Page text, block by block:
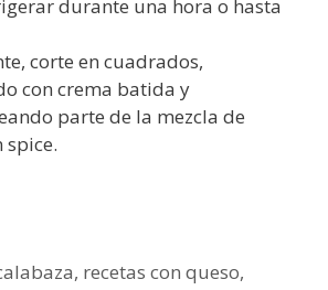
durante una hora o hasta
corte en cuadrados,
con crema batida y
parte de la mezcla de
, recetas con queso,